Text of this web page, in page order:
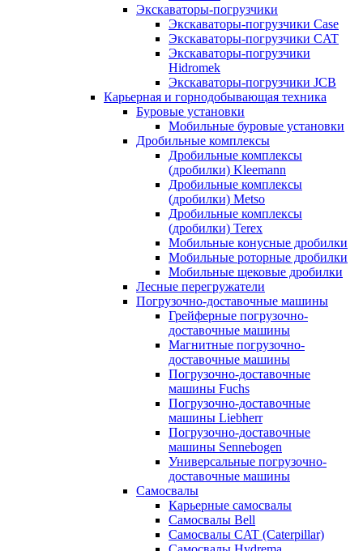
Экскаваторы-погрузчики
Экскаваторы-погрузчики Case
Экскаваторы-погрузчики CAT
Экскаваторы-погрузчики
Hidromek
Экскаваторы-погрузчики JCB
Карьерная и горнодобывающая техника
Буровые установки
Мобильные буровые установки
Дробильные комплексы
Дробильные комплексы
(дробилки) Kleemann
Дробильные комплексы
(дробилки) Metso
Дробильные комплексы
(дробилки) Terex
Мобильные конусные дробилки
Мобильные роторные дробилки
Мобильные щековые дробилки
Лесные перегружатели
Погрузочно-доставочные машины
Грейферные погрузочно-
доставочные машины
Магнитные погрузочно-
доставочные машины
Погрузочно-доставочные
машины Fuchs
Погрузочно-доставочные
машины Liebherr
Погрузочно-доставочные
машины Sennebogen
Универсальные погрузочно-
доставочные машины
Самосвалы
Карьерные самосвалы
Самосвалы Bell
Самосвалы CAT (Caterpillar)